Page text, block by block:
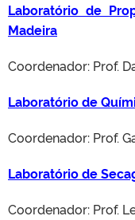
Laboratório de
Madeira
Coordenador: Prof.
Laboratório de
Coordenador: Prof.
Laboratório de
Coordenador: Prof.